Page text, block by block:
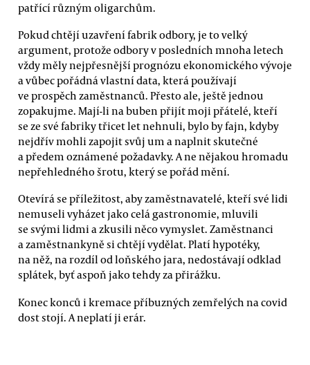
patřící různým oligarchům.
Pokud chtějí uzavření fabrik odbory, je to velký
argument, protože odbory v posledních mnoha letech
vždy měly nejpřesnější prognózu ekonomického vývoje
a vůbec pořádná vlastní data, která používají
ve prospěch zaměstnanců. Přesto ale, ještě jednou
zopakujme. Mají-li na buben přijít moji přátelé, kteří
se ze své fabriky třicet let nehnuli, bylo by fajn, kdyby
nejdřív mohli zapojit svůj um a naplnit skutečné
a předem oznámené požadavky. A ne nějakou hromadu
nepřehledného šrotu, který se pořád mění.
Otevírá se příležitost, aby zaměstnavatelé, kteří své lidi
nemuseli vyházet jako celá gastronomie, mluvili
se svými lidmi a zkusili něco vymyslet. Zaměstnanci
a zaměstnankyně si chtějí vydělat. Platí hypotéky,
na něž, na rozdíl od loňského jara, nedostávají odklad
splátek, byť aspoň jako tehdy za přirážku.
Konec konců i kremace příbuzných zemřelých na covid
dost stojí. A neplatí ji erár.